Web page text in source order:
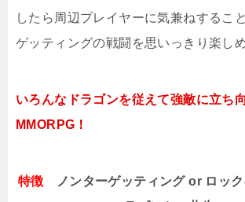
したら周辺プレイヤーに気兼ねするこ
ゲッティングの戦闘を思いっきり楽しめ
いろんなドラゴンを従えて強敵に立ち
MMORPG！
特徴
ノンターゲッティング or ロッ